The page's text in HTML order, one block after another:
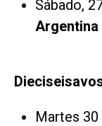
Sábado,
Argentina
Martes 30